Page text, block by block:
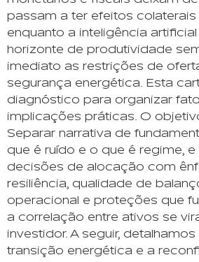
passam a ter efeitos colaterais
enquanto a inteligência
horizonte de produtividade
imediato as restrições de
segurança energética. Esta
diagnóstico para organizar
implicações práticas. O
Separar narrativa de
que é ruído e o que é regime,
decisões de alocação com
resiliência, qualidade de
operacional e proteções que
a correlação entre ativos se
investidor. A seguir,
transição energética e a